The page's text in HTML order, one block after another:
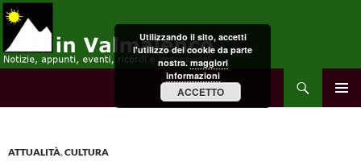
Vai
contenuto
ATTUALITÀ,CULTURA
Utilizzando il sito, accetti
l'utilizzo dei cookie da parte
nostra.maggiori
informazioni
ACCETTO